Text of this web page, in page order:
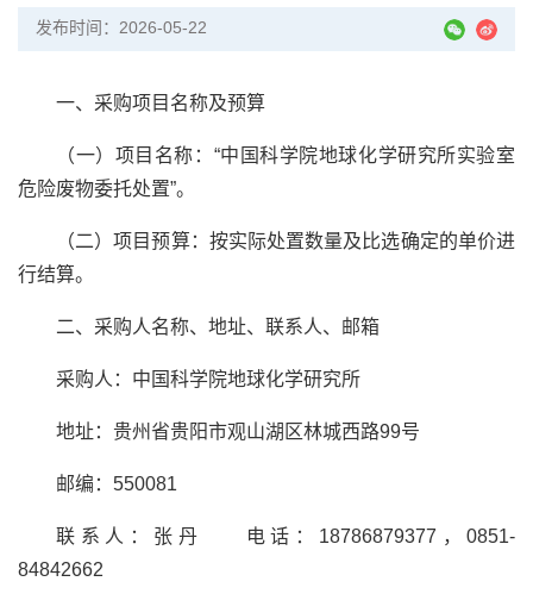
发布时间：2026-05-22
一、采购项目名称及预算
（一）项目名称：“中国科学院地球化学研究所实验室
危险废物委托处置”。
（二）项目预算：按实际处置数量及比选确定的单价进
行结算。
二、采购人名称、地址、联系人、邮箱
采购人：中国科学院地球化学研究所
地址：贵州省贵阳市观山湖区林城西路99号
邮编：550081
联系人：张丹 电话：18786879377，0851-
84842662